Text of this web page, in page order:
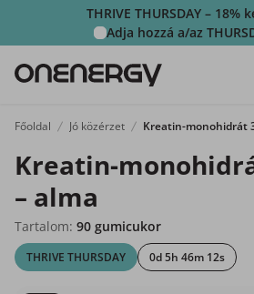
THRIVE THURSDAY – 18%
Adja hozzá a/az
Főoldal Jó közérzet
Kreatin-
– alma
Tartalom: 90 gumicukor
THRIVE THURSDAY 0d 5h 46m 12s